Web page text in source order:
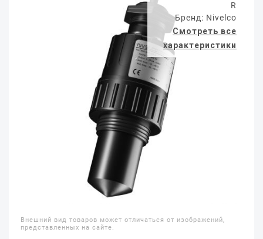
R
Бренд: Nivelco
Смотреть все
характеристики
Внешний вид товаров может отличаться от изображений,
представленных на сайте.